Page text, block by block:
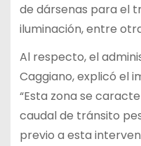
de dársenas para el
iluminación, entre
Al respecto, el
Caggiano, explicó el
“Esta zona se
caudal de tránsito
previo a esta